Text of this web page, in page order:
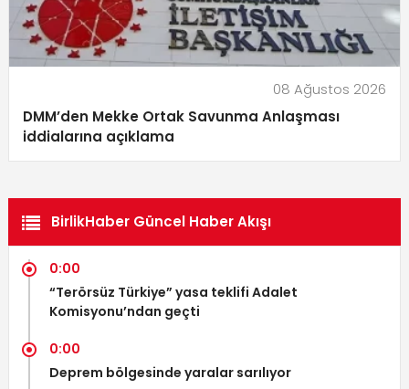
08 Ağustos 2026
DMM’den Mekke Ortak Savunma Anlaşması
iddialarına açıklama
BirlikHaber Güncel Haber Akışı
0:00
“Terörsüz Türkiye” yasa teklifi Adalet
Komisyonu’ndan geçti
0:00
Deprem bölgesinde yaralar sarılıyor